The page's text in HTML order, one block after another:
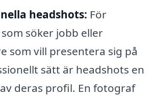
headshots: För
söker jobb eller
som vill presentera sig på
sätt är headshots en
deras profil. En fotograf